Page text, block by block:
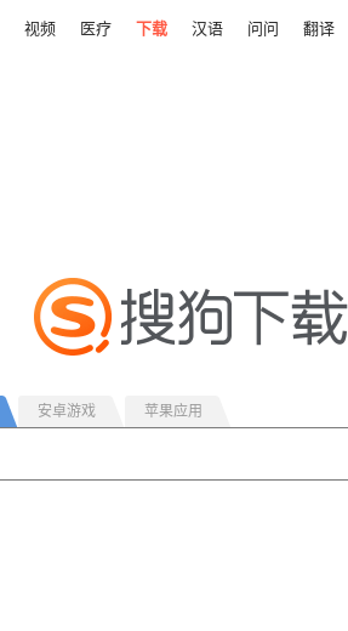
视频 医疗 下载 汉语 问问 翻译
安卓游戏 苹果应用